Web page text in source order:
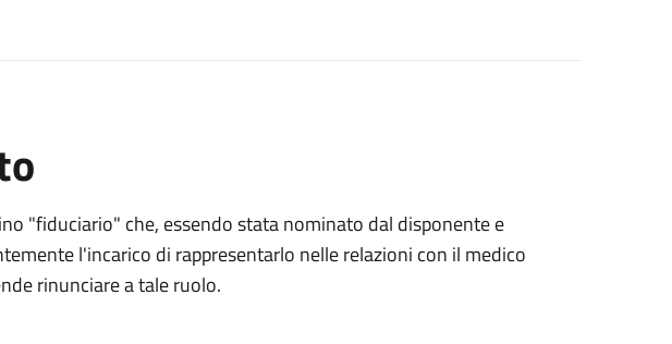
"fiduciario" che, essendo stata nominato dal disponente e
l'incarico di rappresentarlo nelle relazioni con il medico
rinunciare a tale ruolo.